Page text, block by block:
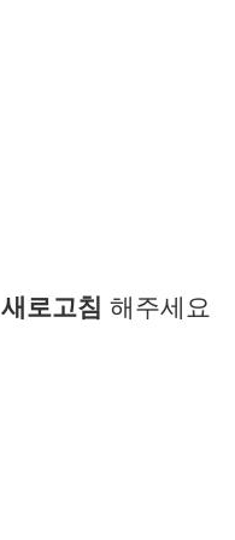
새로고침 해주세요